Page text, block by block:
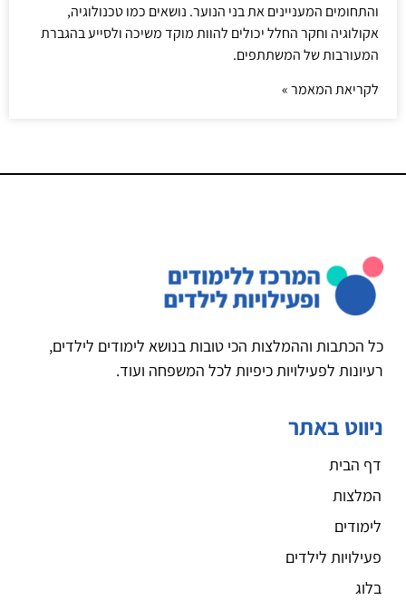
והתחומים המעניינים את בני הנוער. נושאים כמו טכנולוגיה,
אקולוגיה וחקר החלל יכולים להוות מוקד משיכה ולסייע בהגברת
המעורבות של המשתתפים.
לקריאת המאמר »
כל הכתבות וההמלצות הכי טובות בנושא לימודים לילדים,
רעיונות לפעילויות כיפיות לכל המשפחה ועוד.
ניווט באתר
דף הבית
המלצות
לימודים
פעילויות לילדים
בלוג